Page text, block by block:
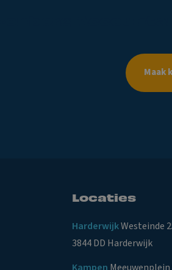
Maak
Locaties
HarderwijkWesteinde
3844 DD Harderwijk